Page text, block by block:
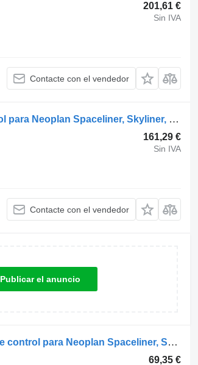
201,61 €
Sin IVA
Contacte con el vendedor
ZF Cityliner n1216 hd (01.73-) EST-32 unidad de control para Neoplan Spaceliner, Skyliner, Jetliner, Cityliner (1973-) autobús
161,29 €
Sin IVA
Contacte con el vendedor
Publicar el anuncio
Cinturón Cityliner N1216 HD (01.73-) EL0046 unidad de control para Neoplan Spaceliner, Skyliner, Jetliner, Cityliner (1973-) autobús
69,35 €